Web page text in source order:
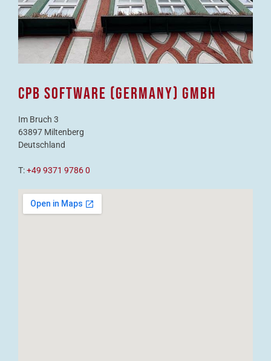
CPB SOFTWARE (GERMANY) GMBH
Im Bruch 3
63897 Miltenberg
Deutschland
T:+49 9371 9786 0